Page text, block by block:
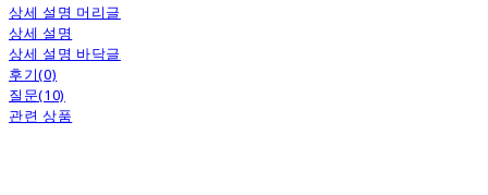
상세 설명 머리글
상세 설명
상세 설명 바닥글
후기(0)
질문(10)
관련 상품